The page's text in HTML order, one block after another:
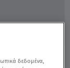
δεδομένα,